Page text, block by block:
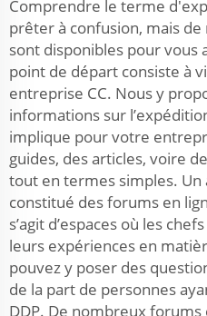
Comprendre le terme
prêter à confusion, mais
sont disponibles pour vous
point de départ consiste à
entreprise CC. Nous y
informations sur
implique pour votre
guides, des articles, voire
tout en termes simples.
constitué des forums en
s’agit d’espaces où les
leurs expériences en
pouvez y poser des
de la part de personnes
DDP. De nombreux